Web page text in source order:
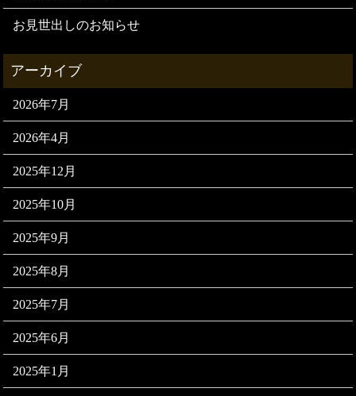
お見世出しのお知らせ
2026年7月
2026年4月
2025年12月
2025年10月
2025年9月
2025年8月
2025年7月
2025年6月
2025年1月